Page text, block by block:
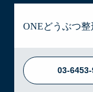
ONEどうぶつ
03-